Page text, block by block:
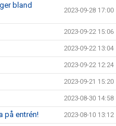
bland
2023-09-28 17:00
2023-09-22 15:06
2023-09-22 13:04
2023-09-22 12:24
2023-09-21 15:20
2023-08-30 14:58
på entrén! 2023-08-10 13:12